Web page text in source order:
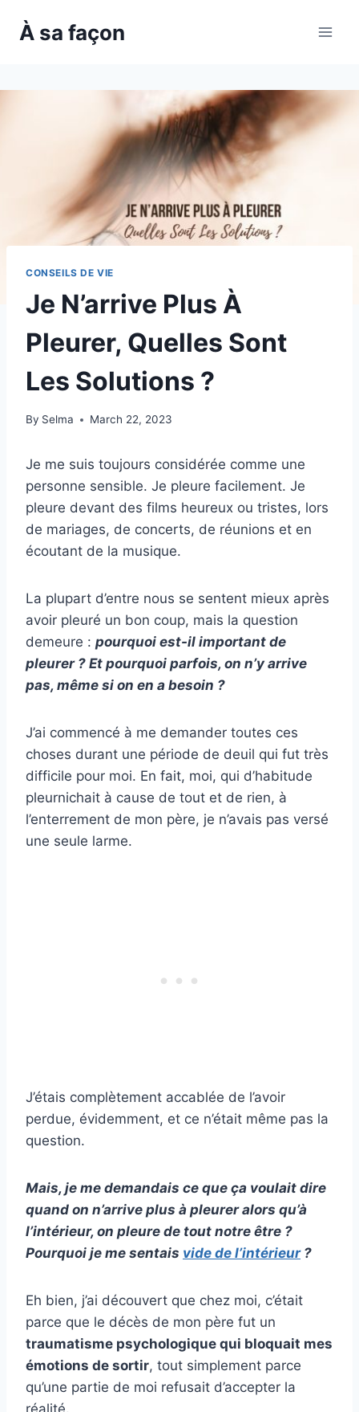
À sa façon
CONSEILS DE VIE
Je N’arrive Plus À
Pleurer, Quelles Sont
Les Solutions ?
By Selma March 22, 2023
Je me suis toujours considérée comme une
personne sensible. Je pleure facilement. Je
pleure devant des films heureux ou tristes, lors
de mariages, de concerts, de réunions et en
écoutant de la musique.
La plupart d’entre nous se sentent mieux après
avoir pleuré un bon coup, mais la question
demeure : pourquoi est-il important de
pleurer ? Et pourquoi parfois, on n’y arrive
pas, même si on en a besoin ?
J’ai commencé à me demander toutes ces
choses durant une période de deuil qui fut très
difficile pour moi. En fait, moi, qui d’habitude
pleurnichait à cause de tout et de rien, à
l’enterrement de mon père, je n’avais pas versé
une seule larme.
J’étais complètement accablée de l’avoir
perdue, évidemment, et ce n’était même pas la
question.
Mais, je me demandais ce que ça voulait dire
quand on n’arrive plus à pleurer alors qu’à
l’intérieur, on pleure de tout notre être ?
Pourquoi je me sentais vide de l’intérieur?
Eh bien, j’ai découvert que chez moi, c’était
parce que le décès de mon père fut un
traumatisme psychologique qui bloquait mes
émotions de sortir, tout simplement parce
qu’une partie de moi refusait d’accepter la